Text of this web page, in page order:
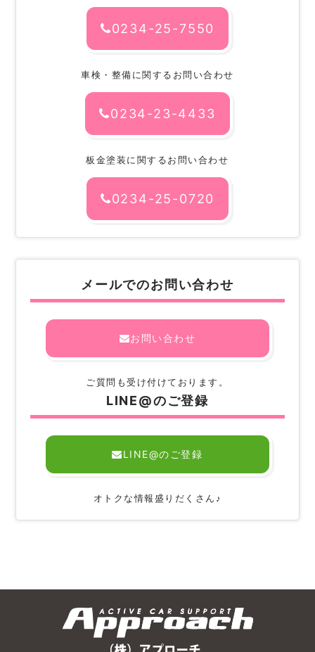
0234-25-7550
車検・整備に関するお問い合わせ
0234-23-4433
板金塗装に関するお問い合わせ
0234-25-0720
メールでのお問い合わせ
お問い合わせ
ご質問も受け付けております。
LINE@のご登録
LINE@のご登録
オトクな情報盛りだくさん♪